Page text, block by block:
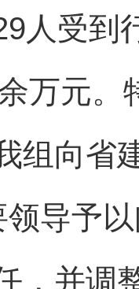
人受到
万元。
组向省
导予
，并调